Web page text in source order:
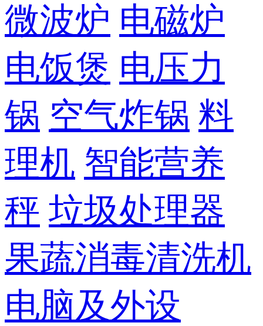
微波炉 电磁炉
电饭煲 电压力
锅 空气炸锅 料
理机 智能营养
秤 垃圾处理器
果蔬消毒清洗机
电脑及外设